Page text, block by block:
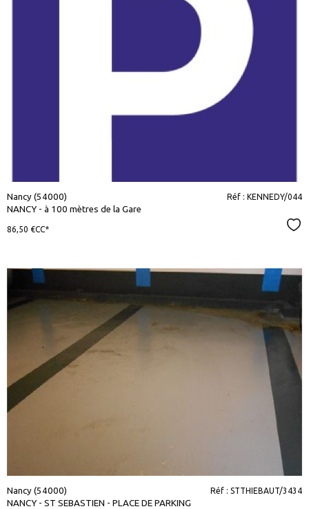
bien
Nancy (54000)
NANCY - à 100 mètres de la Gare
Réf : KENNEDY/044
86,50 €CC*
voir le
Nancy (54000)
NANCY - ST SEBASTIEN - PLACE DE PARKING
Réf : STTHIEBAUT/3434